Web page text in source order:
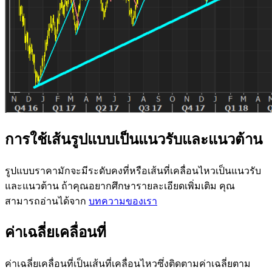
การใช้เส้นรูปแบบเป็นแนวรับและแนวต้าน
รูปแบบราคามักจะมีระดับคงที่หรือเส้นที่เคลื่อนไหวเป็นแนวรับ
และแนวต้าน ถ้าคุณอยากศึกษารายละเอียดเพิ่มเติม คุณ
สามารถอ่านได้จาก บทความของเรา
ค่าเฉลี่ยเคลื่อนที่
ค่าเฉลี่ยเคลื่อนที่เป็นเส้นที่เคลื่อนไหวซึ่งติดตามค่าเฉลี่ยตาม